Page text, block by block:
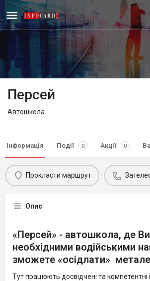
Персей
Автошкола
Інформація Події 0 Акції 0
Прокласти маршрут
Опис
«Персей» - автошкола, де
необхідними водійськими
зможете «осідлати»
Тут працюють досвідчені та компетентні